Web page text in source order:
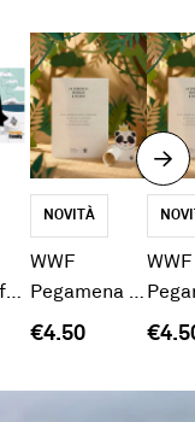
Puzzle la famiglia dei pinguini
NOVITÀ
WWF
Pegamena Animali Fantastici Panda
€4.50
WWF